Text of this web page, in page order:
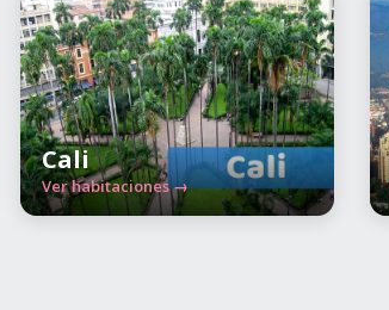
Cali
Ver habitaciones →